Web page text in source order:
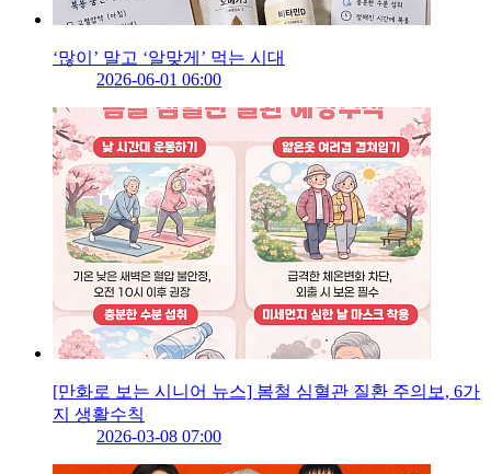
‘많이’ 말고 ‘알맞게’ 먹는 시대
2026-06-01 06:00
[만화로 보는 시니어 뉴스] 봄철 심혈관 질환 주의보, 6가
지 생활수칙
2026-03-08 07:00